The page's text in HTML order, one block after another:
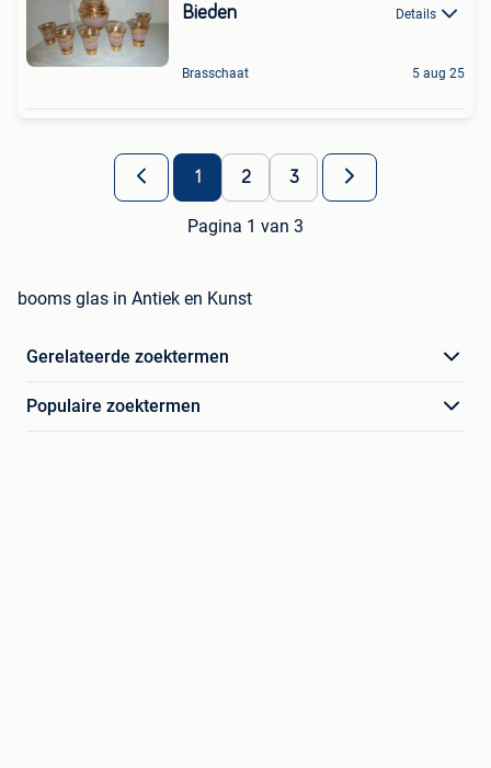
Bieden Details
Brasschaat 5 aug 25
1 2 3
Pagina 1 van 3
booms glas in Antiek en Kunst
Gerelateerde zoektermen
Populaire zoektermen